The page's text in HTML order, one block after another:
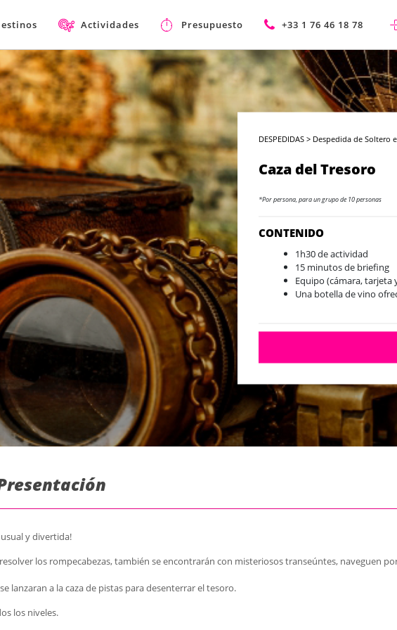
Actividades Presupuesto +33 1 76 46 18 78
DESPEDIDAS > Despedida de Soltero
Caza del Tresoro
*Por persona, para un grupo de 10 personas
CONTENIDO
1h30 de actividad
15 minutos de briefing
Equipo (cámara, tarjeta
Una botella de vino
y divertida!
los rompecabezas, también se encontrarán con misteriosos transeúntes, naveguen
lanzaran a la caza de pistas para desenterrar el tesoro.
los niveles.